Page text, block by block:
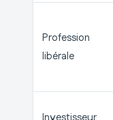
Profession
libérale